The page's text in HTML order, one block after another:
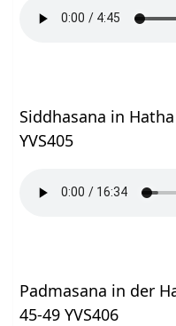
Siddhasana in
YVS405
Padmasana in der
45-49 YVS406